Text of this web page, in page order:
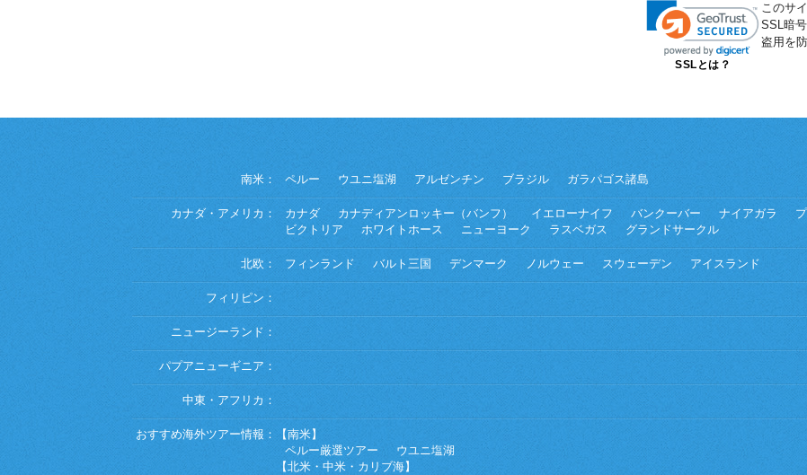
SSLとは？
このサ
SSL暗
盗用を
南米： ペルー ウユニ塩湖 アルゼンチン ブラジル ガラパゴス諸島
カナダ・アメリカ： カナダ カナディアンロッキー（バンフ） イエローナイフ バンクーバー ナイアガラ
ビクトリア
ホワイトホース ニューヨーク ラスベガス グランドサークル
北欧： フィンランド バルト三国 デンマーク ノルウェー スウェーデン アイスランド
フィリピン：
ニュージーランド：
パプアニューギニア：
中東・アフリカ：
おすすめ海外ツアー情報：
【南米】
ペルー厳選ツアー
ウユニ塩湖
【北米・中米・カリブ海】